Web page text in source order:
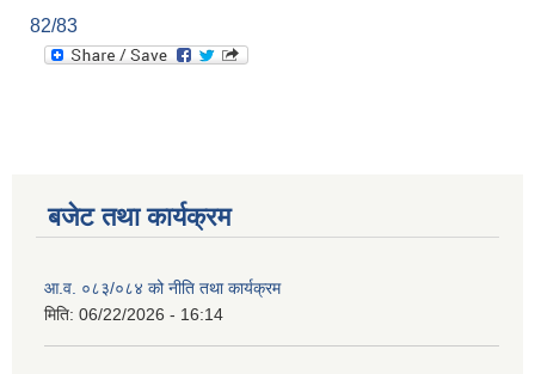
82/83
बजेट तथा कार्यक्रम
आ.व. ०८३/०८४ को नीति तथा कार्यक्रम
मिति: 06/22/2026 - 16:14